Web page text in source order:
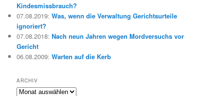
Kindesmissbrauch?
07.08.2019:Was, wenn die Verwaltung Gerichtsurteile
ignoriert?
07.08.2018:Nach neun Jahren wegen Mordversuchs vor
Gericht
06.08.2009:Warten auf die Kerb
ARCHIV
Archiv